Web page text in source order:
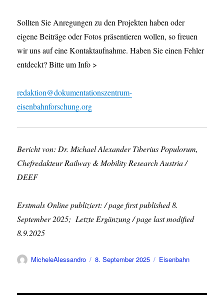
Sollten Sie Anregungen zu den Projekten haben oder
eigene Beiträge oder Fotos präsentieren wollen, so freuen
wir uns auf eine Kontaktaufnahme. Haben Sie einen Fehler
entdeckt? Bitte um Info >
redaktion@dokumentationszentrum-
eisenbahnforschung.org
Bericht von: Dr. Michael Alexander Tiberius Populorum,
Chefredakteur Railway & Mobility Research Austria /
DEEF
Erstmals Online publiziert: / page first published 8.
September 2025; Letzte Ergänzung / page last modified
8.9.2025
Autor
MicheleAlessandro
Veröffentlicht
8. September 2025 Kategorien
Eisenbahn